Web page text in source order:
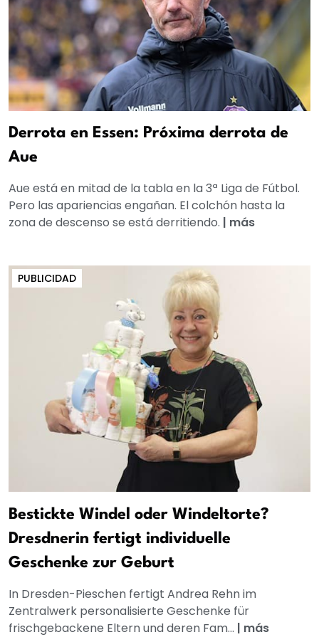
Derrota en Essen: Próxima derrota de
Aue
Aue está en mitad de la tabla en la 3ª Liga de Fútbol.
Pero las apariencias engañan. El colchón hasta la
zona de descenso se está derritiendo. | más
PUBLICIDAD
Bestickte Windel oder Windeltorte?
Dresdnerin fertigt individuelle
Geschenke zur Geburt
In Dresden-Pieschen fertigt Andrea Rehn im
Zentralwerk personalisierte Geschenke für
frischgebackene Eltern und deren Fam... | más